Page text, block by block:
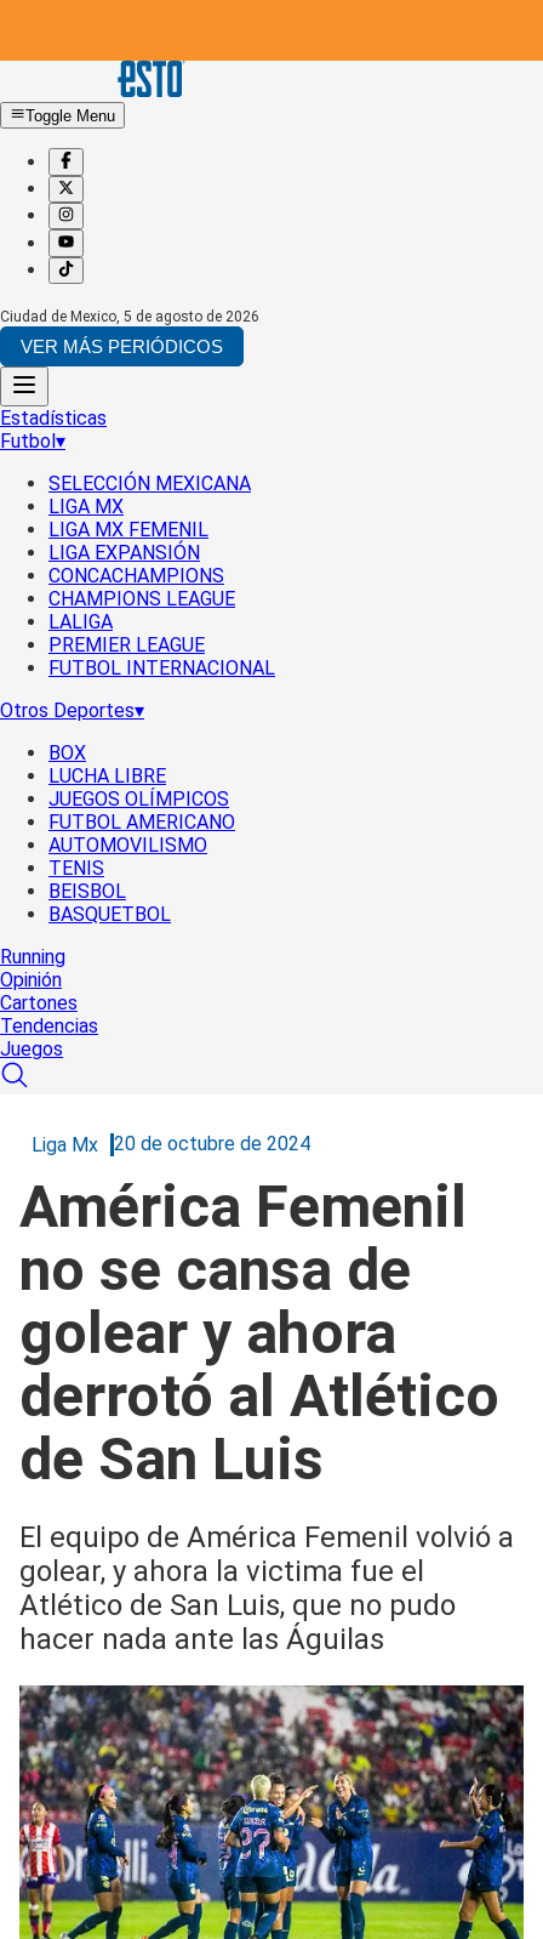
Toggle Menu
Ciudad de Mexico, 5 de agosto de 2026
VER MÁS PERIÓDICOS
Estadísticas
Futbol▾
SELECCIÓN MEXICANA
LIGA MX
LIGA MX FEMENIL
LIGA EXPANSIÓN
CONCACHAMPIONS
CHAMPIONS LEAGUE
LALIGA
PREMIER LEAGUE
FUTBOL INTERNACIONAL
Otros Deportes▾
BOX
LUCHA LIBRE
JUEGOS OLÍMPICOS
FUTBOL AMERICANO
AUTOMOVILISMO
TENIS
BEISBOL
BASQUETBOL
Running
Opinión
Cartones
Tendencias
Juegos
Liga Mx 20 de octubre de 2024
América Femenil
no se cansa de
golear y ahora
derrotó al Atlético
de San Luis
El equipo de América Femenil volvió a
golear, y ahora la victima fue el
Atlético de San Luis, que no pudo
hacer nada ante las Águilas